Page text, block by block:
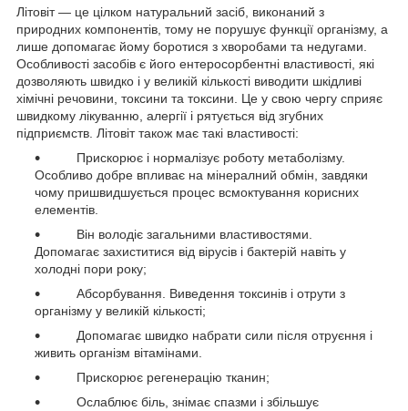
Літовіт — це цілком натуральний засіб, виконаний з
природних компонентів, тому не порушує функції організму, а
лише допомагає йому боротися з хворобами та недугами.
Особливості засобів є його ентеросорбентні властивості, які
дозволяють швидко і у великій кількості виводити шкідливі
хімічні речовини, токсини та токсини. Це у свою чергу сприяє
швидкому лікуванню, алергії і рятується від згубних
підприємств. Літовіт також має такі властивості:
Прискорює і нормалізує роботу метаболізму.
Особливо добре впливає на мінералний обмін, завдяки
чому пришвидшується процес всмоктування корисних
елементів.
Він володіє загальними властивостями.
Допомагає захиститися від вірусів і бактерій навіть у
холодні пори року;
Абсорбування. Виведення токсинів і отрути з
організму у великій кількості;
Допомагає швидко набрати сили після отруєння і
живить організм вітамінами.
Прискорює регенерацію тканин;
Ослаблює біль, знімає спазми і збільшує